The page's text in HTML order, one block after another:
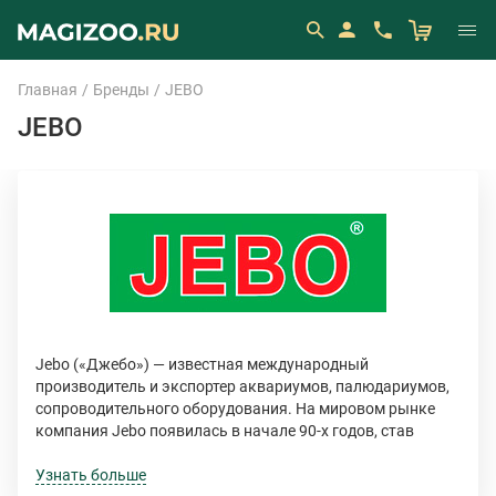
Главная Бренды JEBO
JEBO
Jebo («Джебо») — известная международный
производитель и экспортер аквариумов, палюдариумов,
сопроводительного оборудования. На мировом рынке
компания Jebo появилась в начале 90-х годов, став
гонконгских бизнесменов. Сегодня компания
Узнать больше